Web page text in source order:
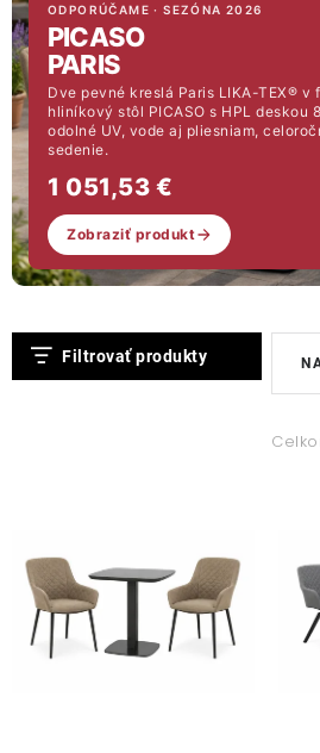
Lehátka
Doplnky
Dáždniky
Gastro produkty
Predávané značky
Kontakty
ODPORÚČAME · SEZÓNA 2026
PICASO
PARIS
Dve pevné kreslá Paris LIKA-TEX® v
hliníkový stôl PICASO s HPL deskou
odolné UV, vode aj pliesniam,
sedenie.
1 051,53 €
Zobraziť produkt
Filtrovať produkty
V
ý
o
u
R
e